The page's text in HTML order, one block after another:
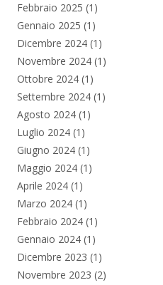
Febbraio 2025 (1)
Gennaio 2025 (1)
Dicembre 2024 (1)
Novembre 2024 (1)
Ottobre 2024 (1)
Settembre 2024 (1)
Agosto 2024 (1)
Luglio 2024 (1)
Giugno 2024 (1)
Maggio 2024 (1)
Aprile 2024 (1)
Marzo 2024 (1)
Febbraio 2024 (1)
Gennaio 2024 (1)
Dicembre 2023 (1)
Novembre 2023 (2)